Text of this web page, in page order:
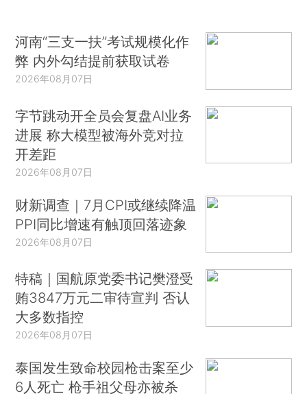
河南“三支一扶”考试规模化作
弊 内外勾结提前获取试卷
2026年08月07日
字节跳动开全员会复盘AI业务
进展 称大模型被海外竞对拉
开差距
2026年08月07日
财新调查｜7月CPI或继续降温
PPI同比增速有触顶回落迹象
2026年08月07日
特稿｜国航原党委书记樊澄受
贿3847万元二审待宣判 否认
大多数指控
2026年08月07日
泰国发生致命校园枪击案至少
6人死亡 枪手祖父母亦被杀